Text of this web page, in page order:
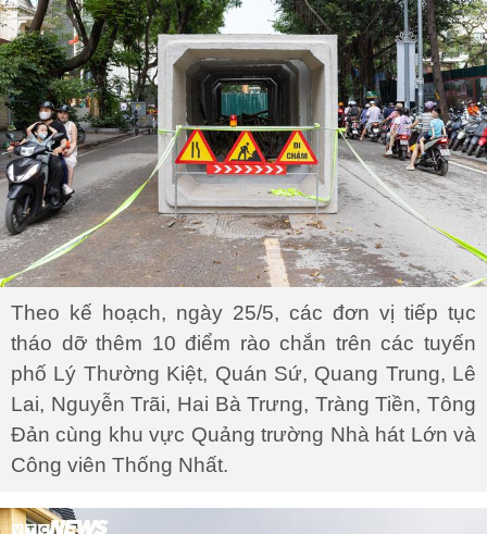
Theo kế hoạch, ngày 25/5, các đơn vị tiếp tục
tháo dỡ thêm 10 điểm rào chắn trên các tuyến
phố Lý Thường Kiệt, Quán Sứ, Quang Trung, Lê
Lai, Nguyễn Trãi, Hai Bà Trưng, Tràng Tiền, Tông
Đản cùng khu vực Quảng trường Nhà hát Lớn và
Công viên Thống Nhất.